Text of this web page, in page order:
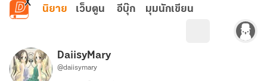
ข้ามไปยังเนื้อหาหลัก
นิยาย เว็บตูน อีบุ๊ก มุมนักเขียน
DaiisyMary
@daiisymary